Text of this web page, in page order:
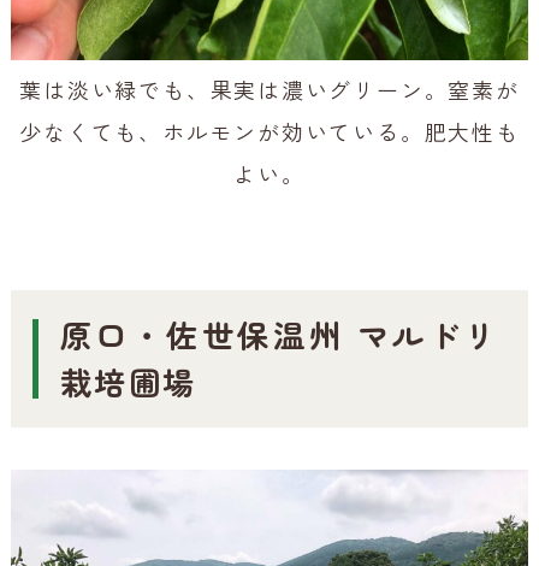
葉は淡い緑でも、果実は濃いグリーン。窒素が
少なくても、ホルモンが効いている。肥大性も
よい。
原口・佐世保温州 マルドリ
栽培圃場